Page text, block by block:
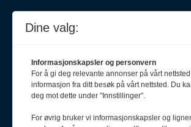
Dine valg:
Informasjonskapsler og personvern
For å gi deg relevante annonser på vårt
informasjon fra ditt besøk på vårt nettsted. Du
deg mot dette under "Innstillinger".
For øvrig bruker vi informasjonskapsler og